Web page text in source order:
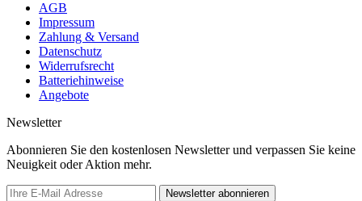
AGB
Impressum
Zahlung & Versand
Datenschutz
Widerrufsrecht
Batteriehinweise
Angebote
Newsletter
Abonnieren Sie den kostenlosen Newsletter und verpassen Sie keine
Neuigkeit oder Aktion mehr.
Newsletter abonnieren